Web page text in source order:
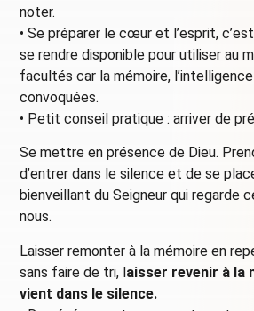
noter.
• Se préparer le cœur et l’esprit,
se rendre disponible pour utiliser au
facultés car la mémoire,
convoquées.
• Petit conseil pratique : arriver de
Se mettre en présence de Dieu.
d’entrer dans le silence et de se
bienveillant du Seigneur qui regarde
nous.
Laisser remonter à la mémoire en
sans faire de tri, laisser revenir à la
vient dans le silence.